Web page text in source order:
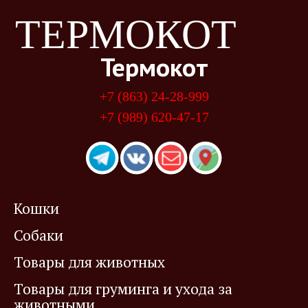
ТЕРМОКОТ
Термокот
+7 (863) 24-28-999
+7 (989) 620-47-17
Кошки
Собаки
Товары для животных
Товары для груминга и ухода за